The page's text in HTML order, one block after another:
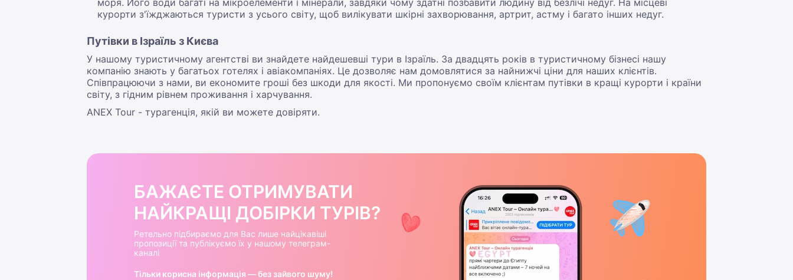
моря. Його води багаті на мікроелементи і мінерали, завдяки чому здатні позбавити людину від безлічі недуг. На місцеві
курорти з'їжджаються туристи з усього світу, щоб вилікувати шкірні захворювання, артрит, астму і багато інших недуг.
Путівки в Ізраїль з Києва
У нашому туристичному агентстві ви знайдете найдешевші тури в Ізраїль. За двадцять років в туристичному бізнесі нашу
компанію знають у багатьох готелях і авіакомпаніях. Це дозволяє нам домовлятися за найнижчі ціни для наших клієнтів.
Співпрацюючи з нами, ви економите гроші без шкоди для якості. Ми пропонуємо своїм клієнтам путівки в кращі курорти і країни
світу, з гідним рівнем проживання і харчування.
ANEX Tour - турагенція, якій ви можете довіряти.
БАЖАЄТЕ ОТРИМУВАТИ
НАЙКРАЩІ ДОБІРКИ ТУРІВ?
Ретельно підбираємо для Вас лише найцікавіші
пропозиції та публікуємо їх у нашому телеграм-
каналі
Тільки корисна інформація — без зайвого шуму!